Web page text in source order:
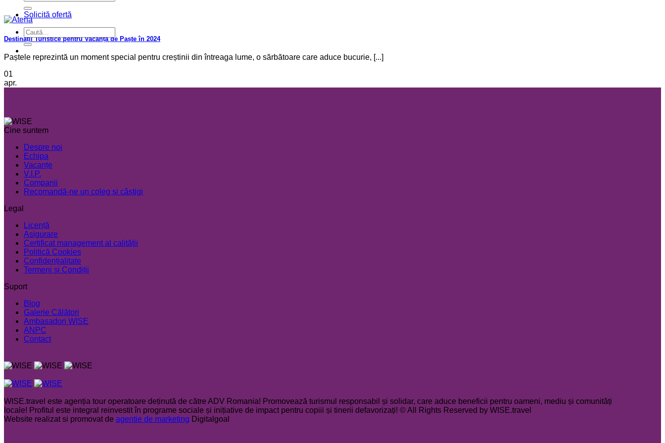
după:
Solicită ofertă
Caută
după:
Destinații Turistice pentru Vacanța de Paște în 2024
Paștele reprezintă un moment special pentru creștinii din întreaga lume, o sărbătoare care aduce bucurie, [...]
01
apr.
Cine suntem
Despre noi
Echipa
Vacanțe
V.I.P.
Companii
Recomandă-ne un coleg și câștigi
Legal
Licență
Asigurare
Certificat management al calității
Politică Cookies
Confidențialitate
Termeni și Condiții
Suport
Blog
Galerie Călători
Ambasadori WISE
ANPC
Contact
WISE.travel este agenția tour operatoare deținută de către ADV Romania! Promovează turismul responsabil și solidar, care aduce beneficii pentru oameni, mediu și comunități
locale! Profitul este integral reinvestit în programe sociale și inițiative de impact pentru copiii și tinerii defavorizați! © All Rights Reserved by WISE.travel
Website realizat si promovat de agentie de marketing Digitalgoal